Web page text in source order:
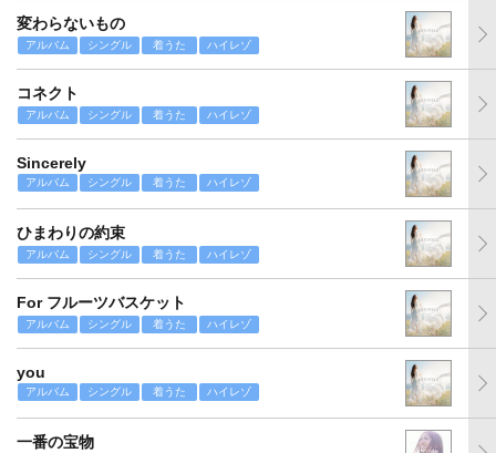
変わらないもの
アルバム シングル 着うた ハイレゾ
コネクト
アルバム シングル 着うた ハイレゾ
Sincerely
アルバム シングル 着うた ハイレゾ
ひまわりの約束
アルバム シングル 着うた ハイレゾ
For フルーツバスケット
アルバム シングル 着うた ハイレゾ
you
アルバム シングル 着うた ハイレゾ
一番の宝物